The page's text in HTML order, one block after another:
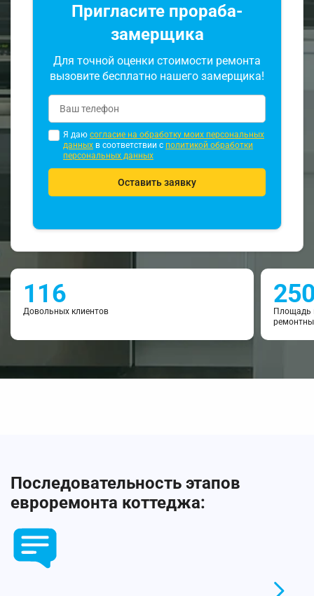
Пригласите прораба-
замерщика
Для точной оценки стоимости ремонта
вызовите бесплатно нашего замерщика!
Я даю согласие на обработку моих персональных
данных в соответствии с политикой обработки
персональных данных
Оставить заявку
116
Довольных клиентов
Площадь
Последовательность этапов
евроремонта коттеджа: